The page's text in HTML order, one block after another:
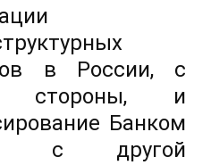
в России, с
стороны, и
Банком
с другой